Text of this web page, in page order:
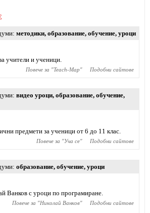
методики, образование, обучение, уроци
учители и ученици.
Повече за "Teach-Map" Подобни сайтове
видео уроци, образование, обучение,
предмети за ученици от 6 до 11 клас.
Повече за "Уча се" Подобни сайтове
образование, обучение, уроци
Ванков с уроци по програмиране.
Повече за "Николай Ванков" Подобни сайтове